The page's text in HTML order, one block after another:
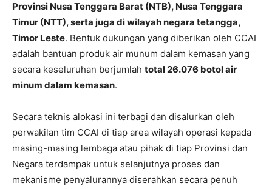
Provinsi Nusa Tenggara Barat (NTB), Nusa Tenggara
Timur (NTT), serta juga di wilayah negara tetangga,
Timor Leste. Bentuk dukungan yang diberikan oleh CCAI
adalah bantuan produk air munum dalam kemasan yang
secara keseluruhan berjumlah total 26.076 botol air
minum dalam kemasan.
Secara teknis alokasi ini terbagi dan disalurkan oleh
perwakilan tim CCAI di tiap area wilayah operasi kepada
masing-masing lembaga atau pihak di tiap Provinsi dan
Negara terdampak untuk selanjutnya proses dan
mekanisme penyalurannya diserahkan secara penuh